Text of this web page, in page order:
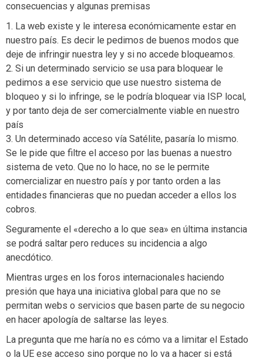
consecuencias y algunas premisas
1. La web existe y le interesa económicamente estar en
nuestro país. Es decir le pedimos de buenos modos que
deje de infringir nuestra ley y si no accede bloqueamos.
2. Si un determinado servicio se usa para bloquear le
pedimos a ese servicio que use nuestro sistema de
bloqueo y si lo infringe, se le podría bloquear via ISP local,
y por tanto deja de ser comercialmente viable en nuestro
país
3. Un determinado acceso vía Satélite, pasaría lo mismo.
Se le pide que filtre el acceso por las buenas a nuestro
sistema de veto. Que no lo hace, no se le permite
comercializar en nuestro país y por tanto orden a las
entidades financieras que no puedan acceder a ellos los
cobros.
Seguramente el «derecho a lo que sea» en última instancia
se podrá saltar pero reduces su incidencia a algo
anecdótico.
Mientras urges en los foros internacionales haciendo
presión que haya una iniciativa global para que no se
permitan webs o servicios que basen parte de su negocio
en hacer apología de saltarse las leyes.
La pregunta que me haría no es cómo va a limitar el Estado
o la UE ese acceso sino porque no lo va a hacer si está